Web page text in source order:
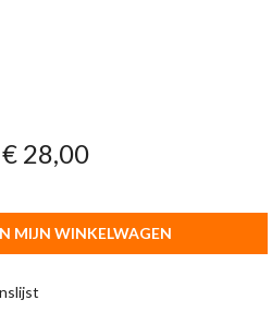
€ 28,00
MIJN WINKELWAGEN